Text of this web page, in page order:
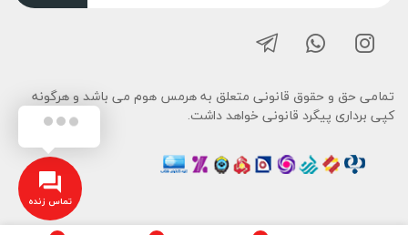
تمامی حق و حقوق قانونی متعلق به هرمس هوم می باشد و هرگونه
کپی برداری پیگرد قانونی خواهد داشت.
تماس زنده